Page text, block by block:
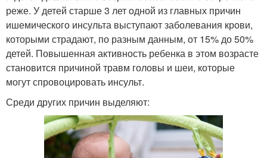
реже. У детей старше 3 лет одной из главных причин
ишемического инсульта выступают заболевания крови,
которыми страдают, по разным данным, от 15% до 50%
детей. Повышенная активность ребенка в этом возрасте
становится причиной травм головы и шеи, которые
могут спровоцировать инсульт.
Среди других причин выделяют: